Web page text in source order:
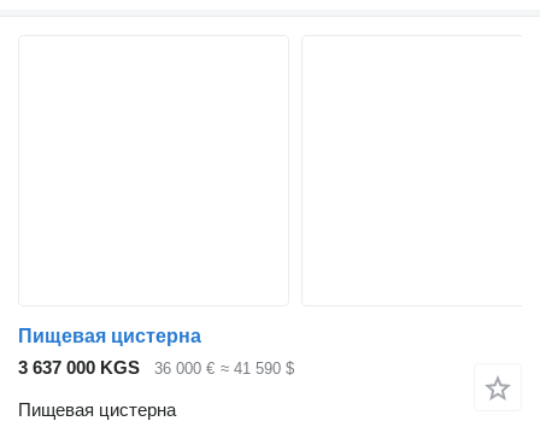
Пищевая цистерна
3 637 000 KGS
36 000 € ≈ 41 590 $
Пищевая цистерна